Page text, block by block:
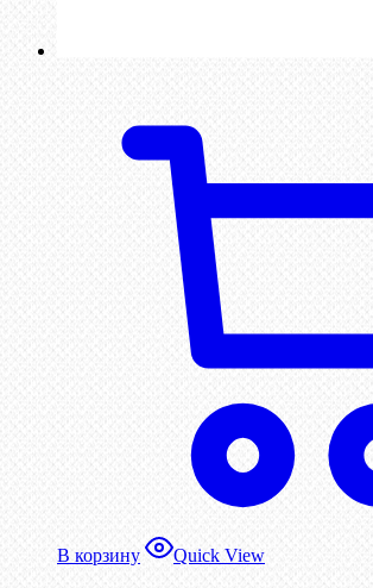
В корзину Quick View